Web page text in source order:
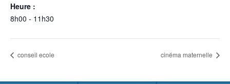
Heure :
8h00 - 11h30
conseil ecole cinéma maternelle